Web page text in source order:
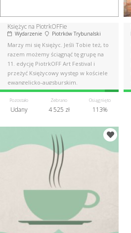
Księżyc na PiotrkOFFie
Wydarzenie Piotrków Trybunalski
Marzy mi się Księżyc. Jeśli Tobie też, to
razem możemy ściągnąć tę grupę na
11. edycję PiotrkOFF Art Festival i
przeżyć Księżycowy występ w kościele
ewangelicko-augsburskim.
Pozostało
Udany
Zebrano
4 525 zł
Osiągnięto
113%